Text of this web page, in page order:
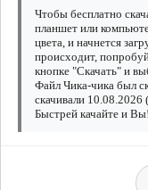
Чтобы бесплатно
планшет или
цвета, и начнется
происходит,
кнопке "Скачать" и
Файл Чика-чика был
скачивали
Быстрей качайте и Вы!